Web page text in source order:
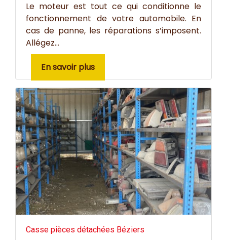
Le moteur est tout ce qui conditionne le
fonctionnement de votre automobile. En
cas de panne, les réparations s’imposent.
Allégez...
En savoir plus
Casse pièces détachées Béziers